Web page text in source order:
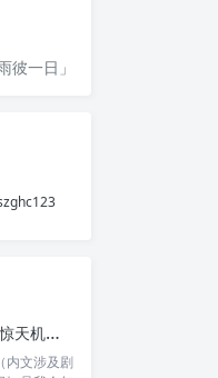
彼一日 」
《揭密日》影评：没有惊天机密，只有大失所望
内文涉及剧